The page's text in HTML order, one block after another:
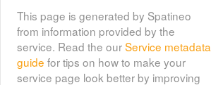
This page is generated by Spatineo
from information provided by the
service. Read the ourService metadata
guide for tips on how to make your
service page look better by improving